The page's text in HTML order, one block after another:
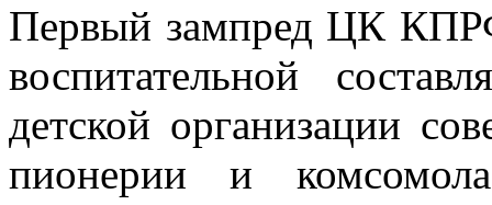
Первый зампред ЦК
воспитательной
детской организации
пионерии и